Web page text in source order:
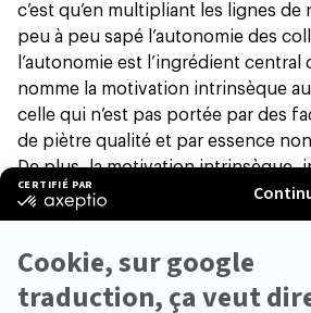
c’est qu’en multipliant les lignes
peu à peu sapé l’autonomie des
l’autonomie est l’ingrédient central
nomme la motivation intrinsèque au
celle qui n’est pas portée par des
de piètre qualité et par essence
De plus, la motivation intrinsèque,
sens et l’impact que l’on ressent
plus à même d’activer nos hautes
extension l’autonomie, nous
créatifs. Le Saint Graal du travail